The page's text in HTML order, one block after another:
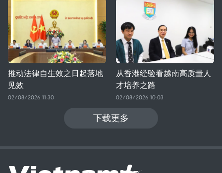
推动法律自生效之日起落地
见效
02/08/2026 11:30
从香港经验看越南高质量人
才培养之路
02/08/2026 10:03
下载更多